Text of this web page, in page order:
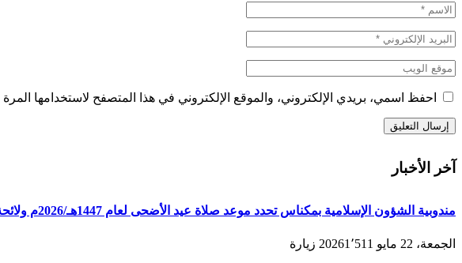
احفظ اسمي، بريدي الإلكتروني، والموقع الإلكتروني في هذا المتصفح لاستخدامها
آخر الأخبار
مندوبية الشؤون الإسلامية بمكناس تحدد موعد صلاة عيد الأضحى لعام 1447هـ/2026م ولائحة المصليات والمساجد الجامعة
الجمعة، 22 مايو 2026 1٬511 زيارة